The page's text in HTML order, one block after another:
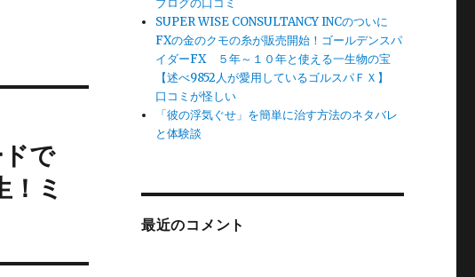
で
ミ
ブログの口コミ
SUPER WISE CONSULTANCY INCのついに
FXの金のクモの糸が販売開始！ゴールデンスパ
イダーFX ５年～１０年と使える一生物の宝
【述べ9852人が愛用しているゴルスパＦＸ】
口コミが怪しい
「彼の浮気ぐせ」を簡単に治す方法のネタバレ
と体験談
最近のコメント